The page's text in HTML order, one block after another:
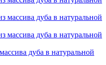
дуба в натуральной